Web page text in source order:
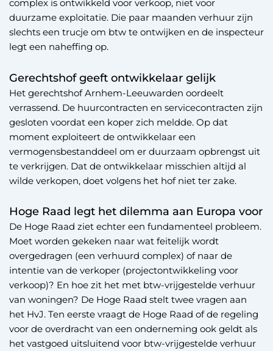
complex is ontwikkeld voor verkoop, niet voor
duurzame exploitatie. Die paar maanden verhuur zijn
slechts een trucje om btw te ontwijken en de inspecteur
legt een naheffing op.
Gerechtshof geeft ontwikkelaar gelijk
Het gerechtshof Arnhem-Leeuwarden oordeelt
verrassend. De huurcontracten en servicecontracten zijn
gesloten voordat een koper zich meldde. Op dat
moment exploiteert de ontwikkelaar een
vermogensbestanddeel om er duurzaam opbrengst uit
te verkrijgen. Dat de ontwikkelaar misschien altijd al
wilde verkopen, doet volgens het hof niet ter zake.
Hoge Raad legt het dilemma aan Europa voor
De Hoge Raad ziet echter een fundamenteel probleem.
Moet worden gekeken naar wat feitelijk wordt
overgedragen (een verhuurd complex) of naar de
intentie van de verkoper (projectontwikkeling voor
verkoop)? En hoe zit het met btw-vrijgestelde verhuur
van woningen? De Hoge Raad stelt twee vragen aan
het HvJ. Ten eerste vraagt de Hoge Raad of de regeling
voor de overdracht van een onderneming ook geldt als
het vastgoed uitsluitend voor btw-vrijgestelde verhuur